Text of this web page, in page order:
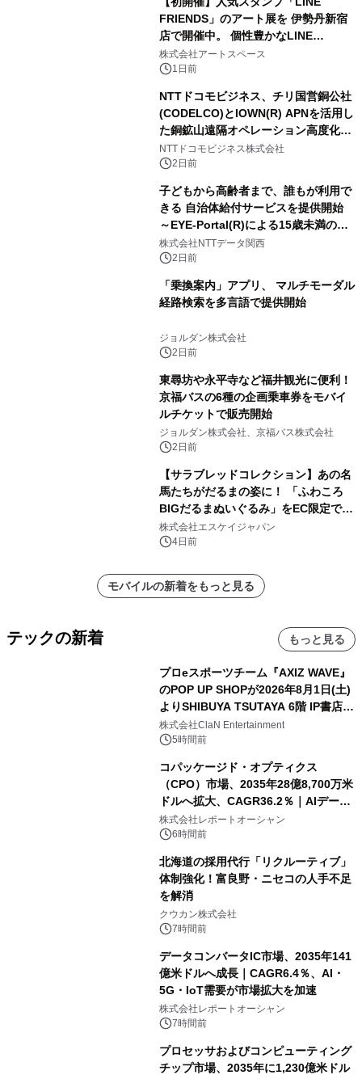
FRIENDS」のアート展を 伊勢丹新宿
店で開催中。 個性豊かなLINE
FRIENDSの仲間たちが インテリアア
ートとして新たな魅力を発信。
株式会社アートスペース
1日前
NTTドコモビジネス、チリ国営銅公社
(CODELCO)とIOWN(R) APNを活用し
た銅鉱山遠隔オペレーション高度化に
向けた調査・実証を開始
NTTドコモビジネス株式会社
2日前
子どもから高齢者まで、誰もが利用で
きる 自治体給付サービスを提供開始
～EYE-Portal(R)による15歳未満の本
人認証と デジタルデバイド対策で実現
～
株式会社NTTデータ関西
2日前
「乗換案内」アプリ、 マルチモーダル
経路検索を多言語で提供開始
ジョルダン株式会社
2日前
東尋坊や永平寺など福井観光に便利！
京福バスの6種の企画乗車券をモバイ
ルチケットで販売開始
ジョルダン株式会社、京福バス株式会社
2日前
【サラブレッドコレクション】あの名
馬たちがだるまの姿に！ 「ふわころ
BIGだるまぬいぐるみ」をEC限定で受
注販売開始
株式会社エスケイジャパン
4日前
モバイルの新着をもっと見る
テックの新着 もっと見る
プロeスポーツチーム『AXIZ WAVE』
のPOP UP SHOPが2026年8月1日(土)
よりSHIBUYA TSUTAYA 6階 IP書店で
開催決定！！
株式会社ClaN Entertainment
5時間前
コパッケージド・オプティクス
（CPO）市場、2035年28億8,700万米
ドルへ拡大、CAGR36.2％｜AIデータ
センター・高速光通信需要が成長を加
速
株式会社レポートオーシャン
6時間前
北海道の採用代行「リクルーティブ」
体制強化！富良野・ニセコの人手不足
を解消
クウカン株式会社
7時間前
データコンバータIC市場、2035年141
億米ドルへ成長｜CAGR6.4％、AI・
5G・IoT需要が市場拡大を加速
株式会社レポートオーシャン
7時間前
プロセッサおよびコンピューティング
チップ市場、2035年に1,230億米ドル